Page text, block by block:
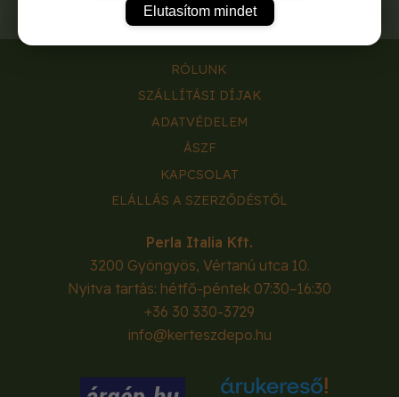
RÓLUNK
SZÁLLÍTÁSI DÍJAK
ADATVÉDELEM
ÁSZF
KAPCSOLAT
ELÁLLÁS A SZERZŐDÉSTŐL
Perla Italia Kft.
3200 Gyöngyös, Vértanú utca 10.
Nyitva tartás: hétfő-péntek 07:30–16:30
+36 30 330-3729
info@kerteszdepo.hu
Elutasítom mindet